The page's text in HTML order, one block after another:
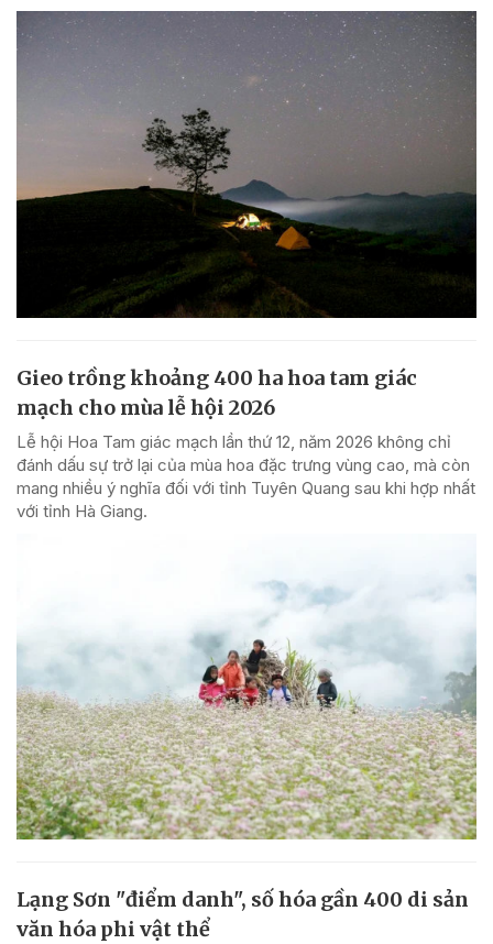
Gieo trồng khoảng 400 ha hoa tam giác
mạch cho mùa lễ hội 2026
Lễ hội Hoa Tam giác mạch lần thứ 12, năm 2026 không chỉ
đánh dấu sự trở lại của mùa hoa đặc trưng vùng cao, mà còn
mang nhiều ý nghĩa đối với tỉnh Tuyên Quang sau khi hợp nhất
với tỉnh Hà Giang.
Lạng Sơn "điểm danh", số hóa gần 400 di sản
văn hóa phi vật thể